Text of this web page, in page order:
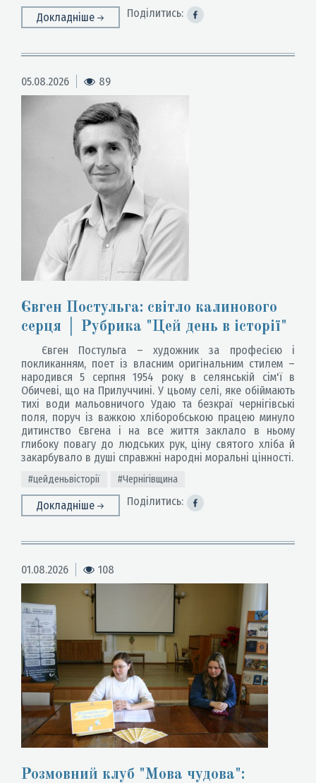
Докладніше
Поділитись:
05.08.2026 89
Євген Постульга: світло калинового
серця │ Рубрика "Цей день в історії"
Євген Постульга – художник за професією і
покликанням, поет із власним оригінальним стилем –
народився 5 серпня 1954 року в селянській сім'ї в
Обичеві, що на Прилуччині. У цьому селі, яке обіймають
тихі води мальовничого Удаю та безкраї чернігівські
поля, поруч із важкою хліборобською працею минуло
дитинство Євгена і на все життя заклало в ньому
глибоку повагу до людських рук, ціну святого хліба й
закарбувало в душі справжні народні моральні цінності.
#цейденьвісторії #Чернігівщина
Докладніше Поділитись:
01.08.2026 108
Розмовний клуб "Мова чудова":